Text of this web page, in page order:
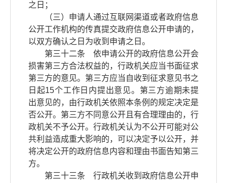
之日；
（三）申请人通过互联网渠道或者政府信息
公开工作机构的传真提交政府信息公开申请的，
以双方确认之日为收到申请之日。
第三十二条 依申请公开的政府信息公开会
损害第三方合法权益的，行政机关应当书面征求
第三方的意见。第三方应当自收到征求意见书之
日起15个工作日内提出意见。第三方逾期未提
出意见的，由行政机关依照本条例的规定决定是
否公开。第三方不同意公开且有合理理由的，行
政机关不予公开。行政机关认为不公开可能对公
共利益造成重大影响的，可以决定予以公开，并
将决定公开的政府信息内容和理由书面告知第三
方。
第三十三条 行政机关收到政府信息公开申